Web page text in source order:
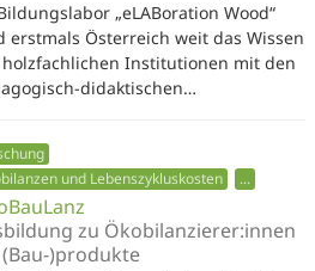
„eLABoration Wood“
erstmals Österreich weit das Wissen
Institutionen mit den
didaktischen…
und Lebenszykluskosten
...
zu Ökobilanzierer:innen
)produkte